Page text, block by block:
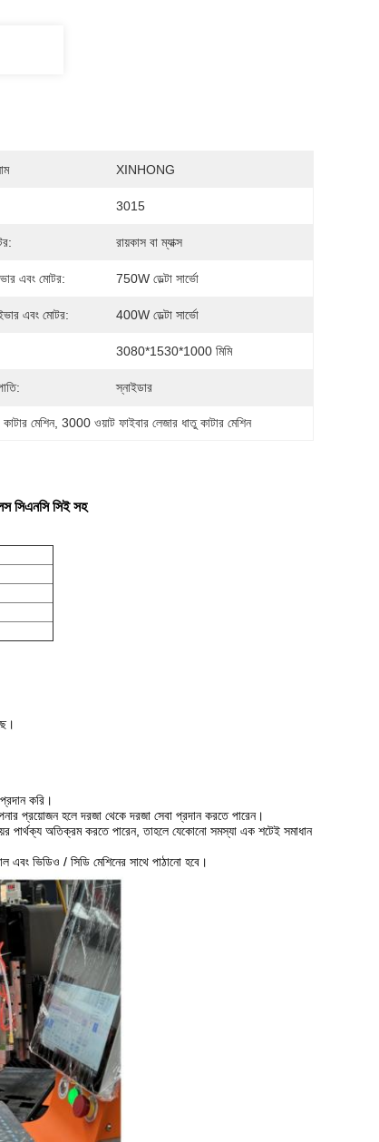
XINHONG
3015
রায়কাস বা ম্যাক্স
এবং মোটর: 750W ডেল্টা সার্ভো
এবং মোটর: 400W ডেল্টা সার্ভো
3080*1530*1000 মিমি
স্নাইডার
মেশিন, 3000 ওয়াট ফাইবার লেজার ধাতু কাটার মেশিন
সিএনসি সিই সহ
করি।
প্রয়োজন হলে দরজা থেকে দরজা সেবা প্রদান করতে পারেন।
পার্থক্য অতিক্রম করতে পারেন, তাহলে যেকোনো সমস্যা এক শটেই সমাধান
এবং ভিডিও / সিডি মেশিনের সাথে পাঠানো হবে।